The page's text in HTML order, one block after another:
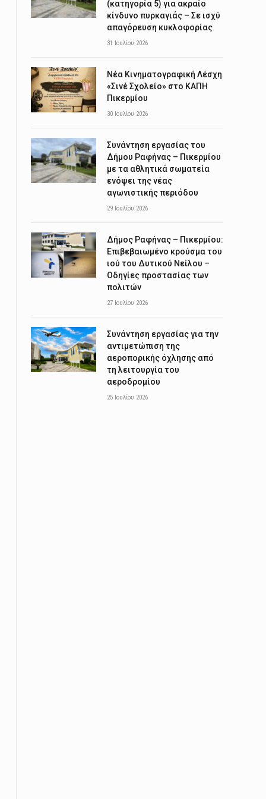
(κατηγορία 5) για ακραίο
κίνδυνο πυρκαγιάς – Σε ισχύ
απαγόρευση κυκλοφορίας
31 Ιουλίου 2026
Νέα Κινηματογραφική Λέσχη
«Σινέ Σχολείο» στο ΚΑΠΗ
Πικερμίου
30 Ιουλίου 2026
Συνάντηση εργασίας του
Δήμου Ραφήνας – Πικερμίου
με τα αθλητικά σωματεία
ενόψει της νέας
αγωνιστικής περιόδου
29 Ιουλίου 2026
Δήμος Ραφήνας – Πικερμίου:
Επιβεβαιωμένο κρούσμα του
ιού του Δυτικού Νείλου –
Οδηγίες προστασίας των
πολιτών
27 Ιουλίου 2026
Συνάντηση εργασίας για την
αντιμετώπιση της
αεροπορικής όχλησης από
τη λειτουργία του
αεροδρομίου
25 Ιουλίου 2026